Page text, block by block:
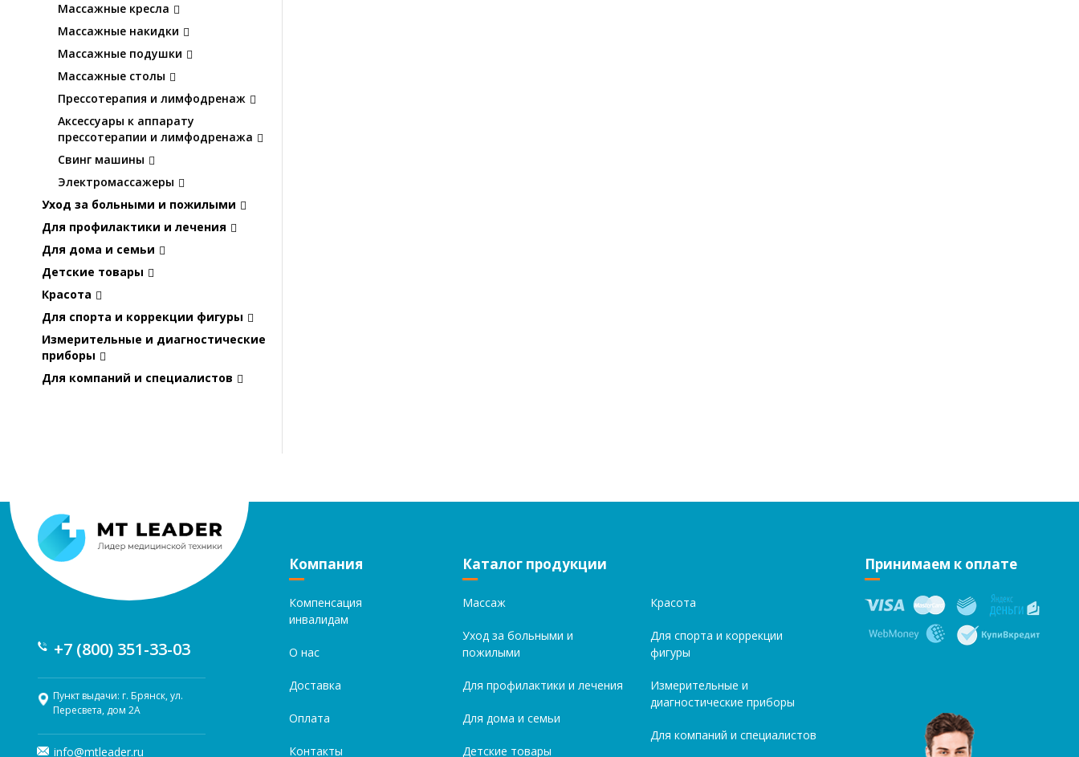
Массажные кресла
Массажные накидки
Массажные подушки
Массажные столы
Прессотерапия и лимфодренаж
Аксессуары к аппарату
прессотерапии и лимфодренажа
Свинг машины
Электромассажеры
Уход за больными и пожилыми
Для профилактики и лечения
Для дома и семьи
Детские товары
Красота
Для спорта и коррекции фигуры
Измерительные и диагностические
приборы
Для компаний и специалистов
+7 (800) 351-33-03
Пункт выдачи: г. Брянск, ул.
Пересвета, дом 2А
info@mtleader.ru
Компания
Компенсация
инвалидам
О нас
Доставка
Оплата
Контакты
Каталог продукции
Массаж
Уход за больными и
пожилыми
Для профилактики и лечения
Для дома и семьи
Детские товары
Красота
Для спорта и коррекции
фигуры
Измерительные и
диагностические приборы
Для компаний и специалистов
Принимаем к оплате